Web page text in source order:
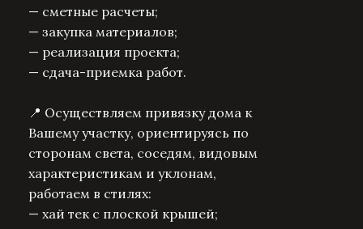
— сметные расчеты;
— закупка материалов;
— реализация проекта;
— сдача-приемка работ.
📍 Осуществляем привязку дома к
Вашему участку, ориентируясь по
сторонам света, соседям, видовым
характеристикам и уклонам,
работаем в стилях:
— хай тек с плоской крышей;